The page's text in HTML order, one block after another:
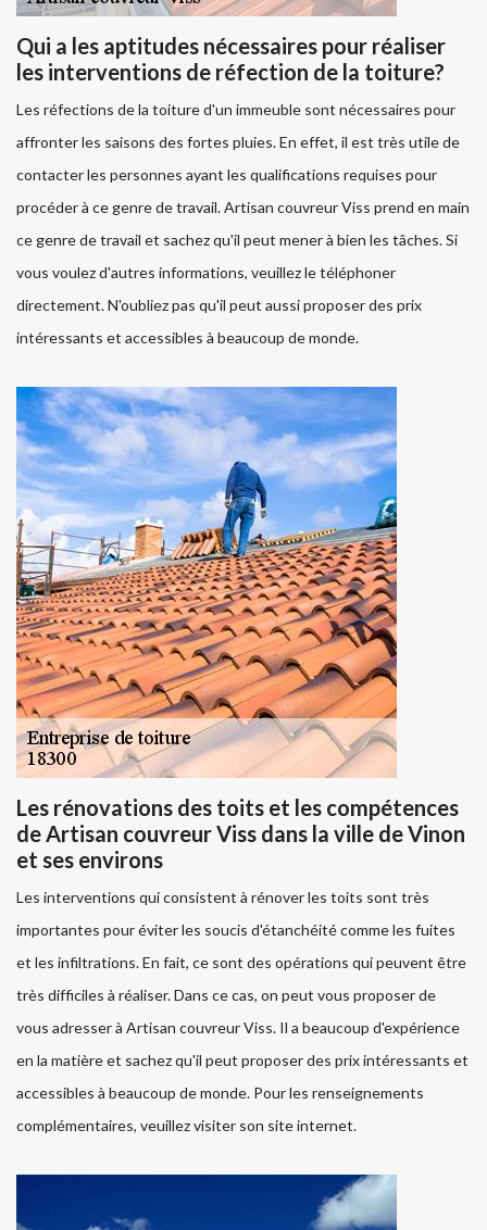
Qui a les aptitudes nécessaires pour réaliser
les interventions de réfection de la toiture?
Les réfections de la toiture d'un immeuble sont nécessaires pour
affronter les saisons des fortes pluies. En effet, il est très utile de
contacter les personnes ayant les qualifications requises pour
procéder à ce genre de travail. Artisan couvreur Viss prend en main
ce genre de travail et sachez qu'il peut mener à bien les tâches. Si
vous voulez d'autres informations, veuillez le téléphoner
directement. N'oubliez pas qu'il peut aussi proposer des prix
intéressants et accessibles à beaucoup de monde.
Les rénovations des toits et les compétences
de Artisan couvreur Viss dans la ville de Vinon
et ses environs
Les interventions qui consistent à rénover les toits sont très
importantes pour éviter les soucis d'étanchéité comme les fuites
et les infiltrations. En fait, ce sont des opérations qui peuvent être
très difficiles à réaliser. Dans ce cas, on peut vous proposer de
vous adresser à Artisan couvreur Viss. Il a beaucoup d'expérience
en la matière et sachez qu'il peut proposer des prix intéressants et
accessibles à beaucoup de monde. Pour les renseignements
complémentaires, veuillez visiter son site internet.